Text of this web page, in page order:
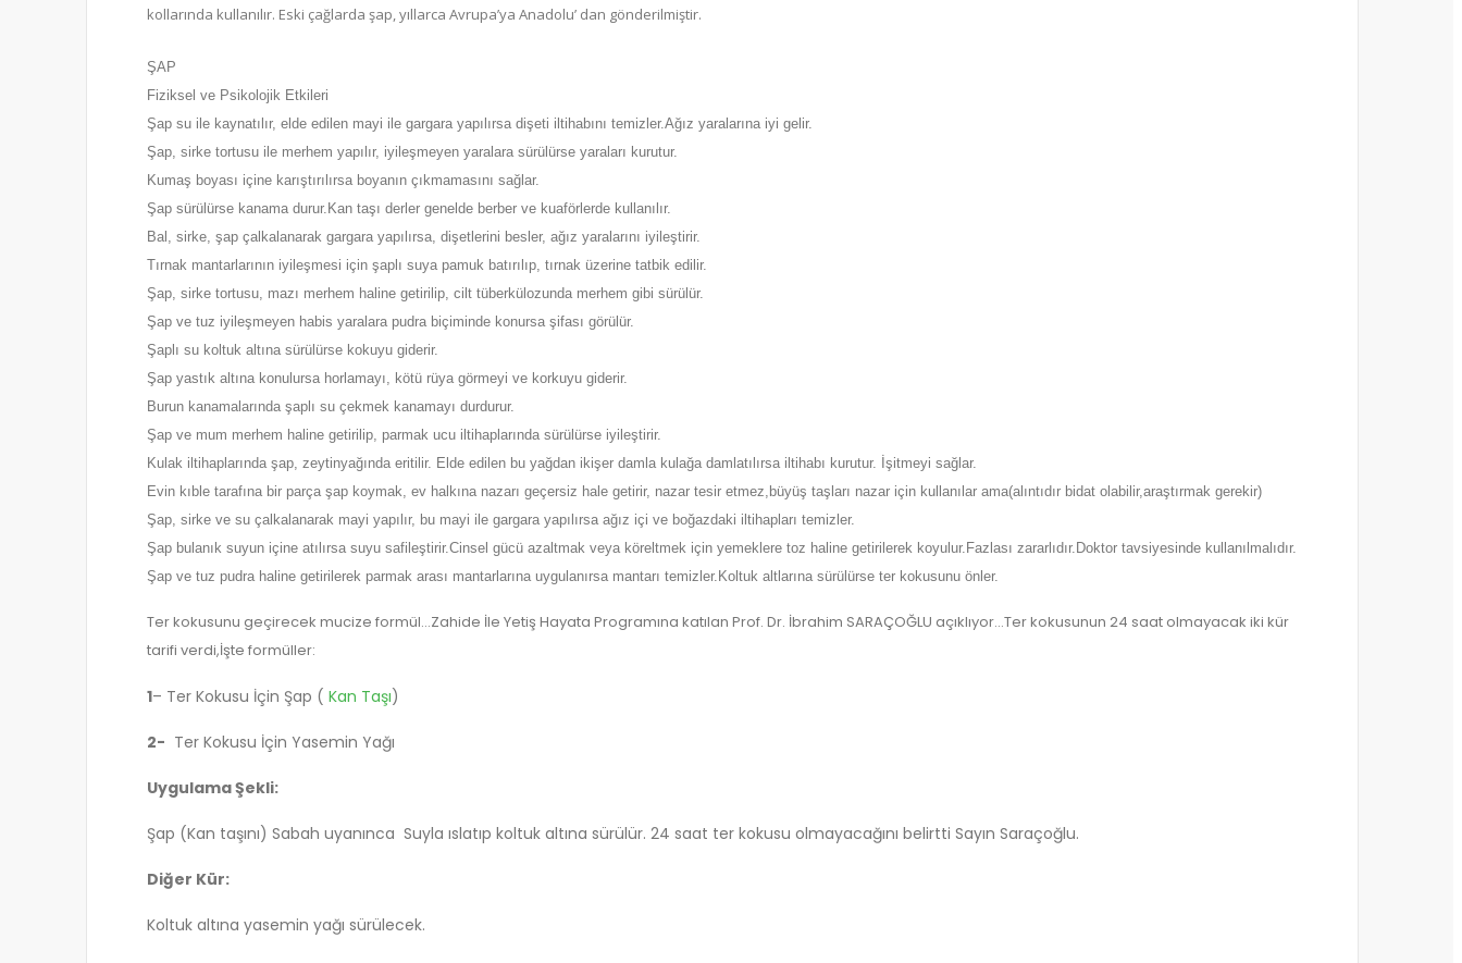
kollarında kullanılır. Eski çağlarda şap, yıllarca Avrupa’ya Anadolu’ dan gönderilmiştir.
ŞAP
Fiziksel ve Psikolojik Etkileri
Şap su ile kaynatılır, elde edilen mayi ile gargara yapılırsa dişeti iltihabını temizler.Ağız yaralarına iyi gelir.
Şap, sirke tortusu ile merhem yapılır, iyileşmeyen yaralara sürülürse yaraları kurutur.
Kumaş boyası içine karıştırılırsa boyanın çıkmamasını sağlar.
Şap sürülürse kanama durur.Kan taşı derler genelde berber ve kuaförlerde kullanılır.
Bal, sirke, şap çalkalanarak gargara yapılırsa, dişetlerini besler, ağız yaralarını iyileştirir.
Tırnak mantarlarının iyileşmesi için şaplı suya pamuk batırılıp, tırnak üzerine tatbik edilir.
Şap, sirke tortusu, mazı merhem haline getirilip, cilt tüberkülozunda merhem gibi sürülür.
Şap ve tuz iyileşmeyen habis yaralara pudra biçiminde konursa şifası görülür.
Şaplı su koltuk altına sürülürse kokuyu giderir.
Şap yastık altına konulursa horlamayı, kötü rüya görmeyi ve korkuyu giderir.
Burun kanamalarında şaplı su çekmek kanamayı durdurur.
Şap ve mum merhem haline getirilip, parmak ucu iltihaplarında sürülürse iyileştirir.
Kulak iltihaplarında şap, zeytinyağında eritilir. Elde edilen bu yağdan ikişer damla kulağa damlatılırsa iltihabı kurutur. İşitmeyi sağlar.
Evin kıble tarafına bir parça şap koymak, ev halkına nazarı geçersiz hale getirir, nazar tesir etmez,büyüş taşları nazar için kullanılar ama(alıntıdır bidat olabilir,araştırmak gerekir)
Şap, sirke ve su çalkalanarak mayi yapılır, bu mayi ile gargara yapılırsa ağız içi ve boğazdaki iltihapları temizler.
Şap bulanık suyun içine atılırsa suyu safileştirir.Cinsel gücü azaltmak veya köreltmek için yemeklere toz haline getirilerek koyulur.Fazlası zararlıdır.Doktor tavsiyesinde kullanılmalıdır.
Şap ve tuz pudra haline getirilerek parmak arası mantarlarına uygulanırsa mantarı temizler.Koltuk altlarına sürülürse ter kokusunu önler.
Ter kokusunu geçirecek mucize formül…Zahide İle Yetiş Hayata Programına katılan Prof. Dr. İbrahim SARAÇOĞLU açıklıyor…Ter kokusunun 24 saat olmayacak iki kür
tarifi verdi,İşte formüller:
1– Ter Kokusu İçin Şap ( Kan Taşı)
2- Ter Kokusu İçin Yasemin Yağı
Uygulama Şekli:
Şap (Kan taşını) Sabah uyanınca Suyla ıslatıp koltuk altına sürülür. 24 saat ter kokusu olmayacağını belirtti Sayın Saraçoğlu.
Diğer Kür:
Koltuk altına yasemin yağı sürülecek.